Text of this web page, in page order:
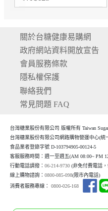
關於台糖健康易購網
政府網站資料開放宣告
會員服務條款
隱私權保護
聯絡我們
常見問題 FAQ
台灣糖業股份有限公司 版權所有 Taiwan
台灣糖業股份有限公司網路購物營運中心(統
食品業者登錄字號 D-103794905-00124-5
客服服務時間：週一至週五(AM 08:00~ PM
行動電話請撥：06-214-9730 (非免付費電話
線上購物諮詢：0800-085-098(限市內電話)
消費者服務專線：0800-026-168